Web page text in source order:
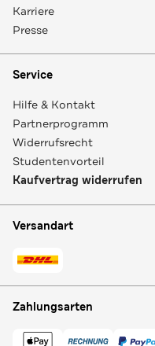
Karriere
Presse
Service
Hilfe & Kontakt
Partnerprogramm
Widerrufsrecht
Studentenvorteil
Kaufvertrag widerrufen
Versandart
Zahlungsarten